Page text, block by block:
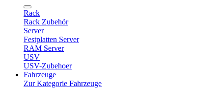
Rack
Rack Zubehör
Server
Festplatten Server
RAM Server
USV
USV-Zubehoer
Fahrzeuge
Zur Kategorie Fahrzeuge